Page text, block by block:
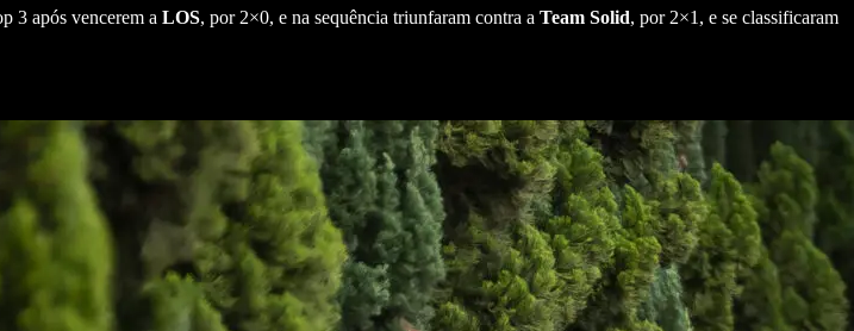
3 após vencerem a LOS, por 2×0, e na sequência triunfaram contra a Team Solid, por 2×1, e se classificaram